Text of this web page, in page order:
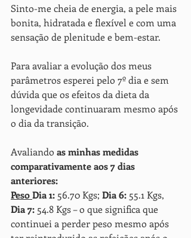
Sinto-me cheia de energia, a pele mais
bonita, hidratada e flexível e com uma
sensação de plenitude e bem-estar.
Para avaliar a evolução dos meus
parâmetros esperei pelo 7º dia e sem
dúvida que os efeitos da dieta da
longevidade continuaram mesmo após
o dia da transição.
Avaliando as minhas medidas
comparativamente aos 7 dias
anteriores:
Peso Dia 1: 56.70 Kgs; Dia 6: 55.1 Kgs,
Dia 7: 54.8 Kgs – o que significa que
continuei a perder peso mesmo após